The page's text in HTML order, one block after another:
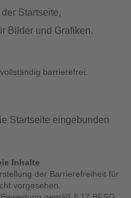
Startseite,
Bilder und Grafiken.
barrierefrei:
Startseite eingebunden
Inhalte
der Barrierefreiheit für
vorgesehen.